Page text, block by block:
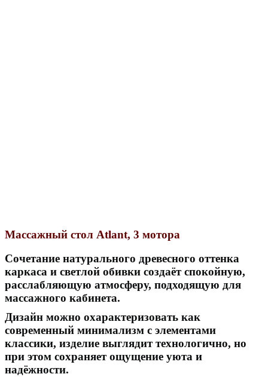
Массажный стол Atlant, 3 мотора
Сочетание натурального древесного оттенка
каркаса и светлой обивки создаёт спокойную,
расслабляющую атмосферу, подходящую для
массажного кабинета.
Дизайн можно охарактеризовать как
современный минимализм с элементами
классики, изделие выглядит технологично, но
при этом сохраняет ощущение уюта и
надёжности.